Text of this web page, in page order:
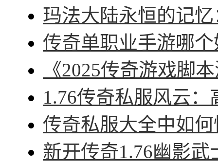
玛法大陆永恒的记
传奇单职业手游哪
《2025传奇游戏脚
1.76传奇私服风云
传奇私服大全中如
新开传奇1.76幽影